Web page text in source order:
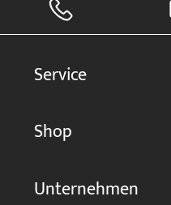
Service
Shop
Unternehmen